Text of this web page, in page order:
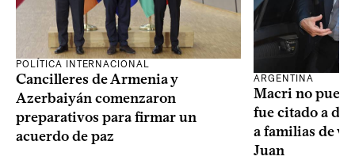
POLÍTICA INTERNACIONAL
Cancilleres de Armenia y
Azerbaiyán comenzaron
preparativos para firmar un
acuerdo de paz
ARGENTINA
Macri no
fue citado a
a familias de
Juan